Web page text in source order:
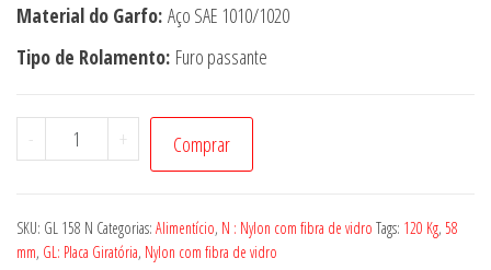
Material do Garfo: Aço SAE 1010/1020
Tipo de Rolamento: Furo passante
-
Rodizio
GL
N
quantidade
+ Comprar
SKU: GL 158 N Categorias: Alimentício, N : Nylon com fibra de vidro Tags: 120 Kg, 58
mm, GL: Placa Giratória, Nylon com fibra de vidro